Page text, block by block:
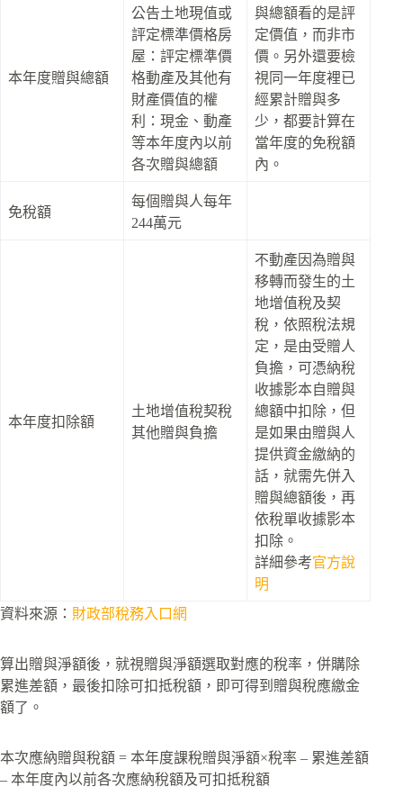
本年度贈與總額
公告土地現值或
評定標準價格房
屋：評定標準價
格動產及其他有
財產價值的權
利：現金、動產
等本年度內以前
各次贈與總額
與總額看的是評
定價值，而非市
價。另外還要檢
視同一年度裡已
經累計贈與多
少，都要計算在
當年度的免稅額
內。
免稅額
每個贈與人每年
244萬元
本年度扣除額
土地增值稅契稅
其他贈與負擔
不動產因為贈與
移轉而發生的土
地增值稅及契
稅，依照稅法規
定，是由受贈人
負擔，可憑納稅
收據影本自贈與
總額中扣除，但
是如果由贈與人
提供資金繳納的
話，就需先併入
贈與總額後，再
依稅單收據影本
扣除。
詳細參考官方說
明
資料來源： 財政部稅務入口網
算出贈與淨額後，就視贈與淨額選取對應的稅率，併購除
累進差額，最後扣除可扣抵稅額，即可得到贈與稅應繳金
額了。
本次應納贈與稅額 = 本年度課稅贈與淨額×稅率 – 累進差額
– 本年度內以前各次應納稅額及可扣抵稅額